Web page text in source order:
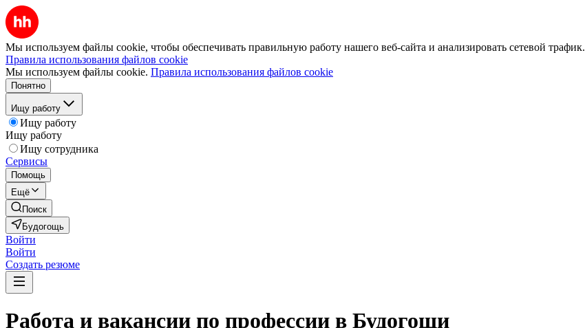
Мы используем файлы cookie, чтобы обеспечивать правильную работу нашего веб-сайта и анализировать сетевой трафик.
Правила использования файлов cookie
Мы используем файлы cookie. Правила использования файлов cookie
Понятно
Ищу работу
Ищу работу
Ищу работу
Ищу сотрудника
Сервисы
Помощь
Ещё
Поиск
Будогощь
Войти
Войти
Создать резюме
Работа и вакансии по профессии в Будогощи